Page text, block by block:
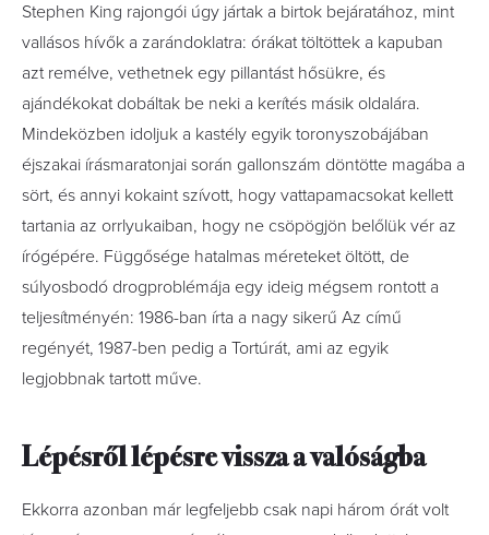
Stephen King rajongói úgy jártak a birtok bejáratához, mint
vallásos hívők a zarándoklatra: órákat töltöttek a kapuban
azt remélve, vethetnek egy pillantást hősükre, és
ajándékokat dobáltak be neki a kerítés másik oldalára.
Mindeközben idoljuk a kastély egyik toronyszobájában
éjszakai írásmaratonjai során gallonszám döntötte magába a
sört, és annyi kokaint szívott, hogy vattapamacsokat kellett
tartania az orrlyukaiban, hogy ne csöpögjön belőlük vér az
írógépére. Függősége hatalmas méreteket öltött, de
súlyosbodó drogproblémája egy ideig mégsem rontott a
teljesítményén: 1986-ban írta a nagy sikerű Az című
regényét, 1987-ben pedig a Tortúrát, ami az egyik
legjobbnak tartott műve.
Lépésről lépésre vissza a valóságba
Ekkorra azonban már legfeljebb csak napi három órát volt